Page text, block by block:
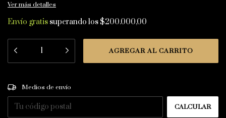
Ver más detalles
Envío gratis superando los $200.000,00
Entregas para el CP:
Medios de envío
CALCULAR